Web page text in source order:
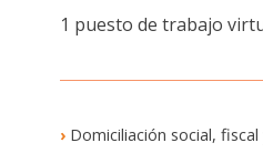
1 puesto de trabajo
› Domiciliación social,